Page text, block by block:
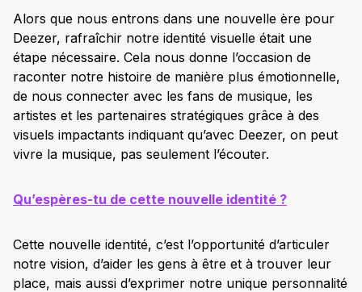
Alors que nous entrons dans une nouvelle ère pour
Deezer, rafraîchir notre identité visuelle était une
étape nécessaire. Cela nous donne l’occasion de
raconter notre histoire de manière plus émotionnelle,
de nous connecter avec les fans de musique, les
artistes et les partenaires stratégiques grâce à des
visuels impactants indiquant qu’avec Deezer, on peut
vivre la musique, pas seulement l’écouter.
Qu’espères-tu de cette nouvelle identité ?
Cette nouvelle identité, c’est l’opportunité d’articuler
notre vision, d’aider les gens à être et à trouver leur
place, mais aussi d’exprimer notre unique personnalité